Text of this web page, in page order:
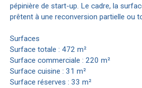
pépinière de start-up. Le cadre, la
prêtent à une reconversion partielle ou
Surfaces
Surface totale : 472 m²
Surface commerciale : 220 m²
Surface cuisine : 31 m²
Surface réserves : 33 m²